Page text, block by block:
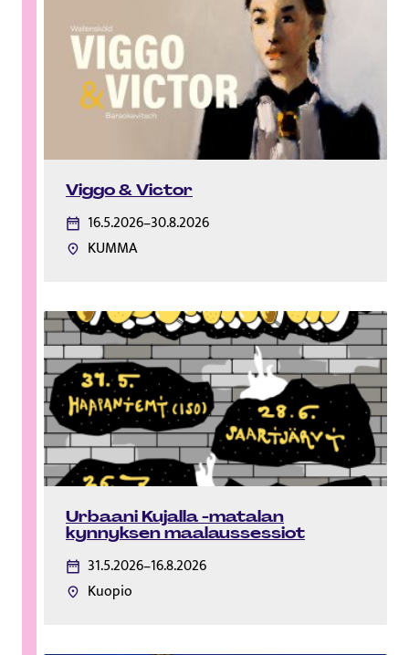
Viggo & Victor
16.5.2026–30.8.2026
KUMMA
Urbaani Kujalla -matalan
kynnyksen maalaussessiot
31.5.2026–16.8.2026
Kuopio